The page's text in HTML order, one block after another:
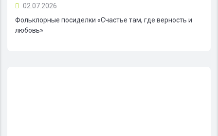
02.07.2026
Фольклорные посиделки «Счастье там, где верность и
любовь»